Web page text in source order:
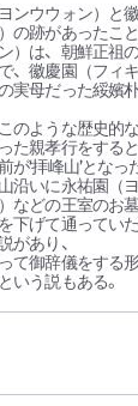
ンウウォン）と
の跡があったこ
）は、朝鮮正祖
、徽慶園（フィ
実母だった綏嬪
のような歴史的
た親孝行をする
‘拝峰山’となっ
沿いに永祐園（
などの王室のお
下げて通っていた
があり、
て御辞儀をする
いう説もある。